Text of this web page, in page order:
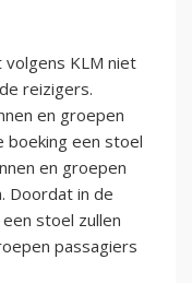
KLM niet
reizigers.
en groepen
boeking een stoel
en groepen
Doordat in de
stoel zullen
passagiers